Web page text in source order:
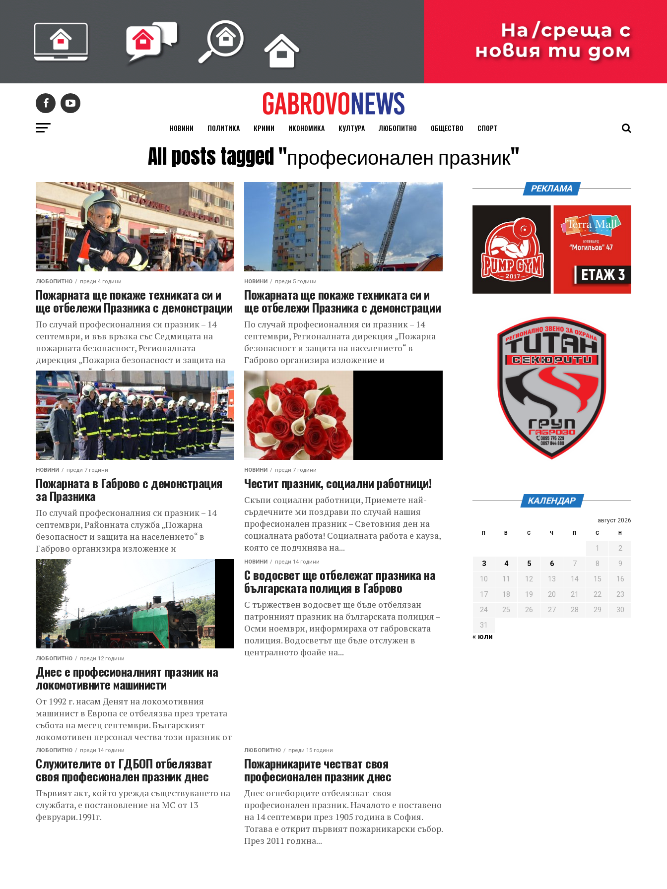
НОВИНИ ПОЛИТИКА КРИМИ ИКОНОМИКА КУЛТУРА ЛЮБОПИТНО ОБЩЕСТВО СПОРТ
All posts tagged "професионален празник"
ЛЮБОПИТНО преди 4 години
Пожарната ще покаже техниката си и
ще отбележи Празника с демонстрации
По случай професионалния си празник – 14
септември, и във връзка със Седмицата на
пожарната безопасност, Регионалната
дирекция „Пожарна безопасност и защита на
населението“ в Габрово...
НОВИНИ преди 5 години
Пожарната ще покаже техниката си и
ще отбележи Празника с демонстрации
По случай професионалния си празник – 14
септември, Регионалната дирекция „Пожарна
безопасност и защита на населението“ в
Габрово организира изложение и
демонстрация на противопожарна и
спасителна...
НОВИНИ преди 7 години
Пожарната в Габрово с демонстрация
за Празника
По случай професионалния си празник – 14
септември, Районната служба „Пожарна
безопасност и защита на населението“ в
Габрово организира изложение и
демонстрация на противопожарна и
спасителна...
НОВИНИ преди 7 години
Честит празник, социални работници!
Скъпи социални работници, Приемете най-
сърдечните ми поздрави по случай нашия
професионален празник – Световния ден на
социалната работа! Социалната работа е кауза,
която се подчинява на...
ЛЮБОПИТНО преди 12 години
Днес е професионалният празник на
локомотивните машинисти
От 1992 г. насам Денят на локомотивния
машинист в Европа се отбелязва през третата
събота на месец септември. Българският
локомотивен персонал чества този празник от
седемнадесет...
НОВИНИ преди 14 години
С водосвет ще отбележат празника на
българската полиция в Габрово
С тържествен водосвет ще бъде отбелязан
патронният празник на българската полиция –
Осми ноември, информираха от габровската
полиция. Водосветът ще бъде отслужен в
централното фоайе на...
ЛЮБОПИТНО преди 14 години
Служителите от ГДБОП отбелязват
своя професионален празник днес
Първият акт, който урежда съществуването на
службата, е постановление на МС от 13
февруари.1991г.
ЛЮБОПИТНО преди 15 години
Пожарникарите честват своя
професионален празник днес
Днес огнеборците отбелязват своя
професионален празник. Началото е поставено
на 14 септември през 1905 година в София.
Тогава е открит първият пожарникарски събор.
През 2011 година...
РЕКЛАМА
КАЛЕНДАР
август 2026
П В С Ч П С Н
1
2
3
4 5 6 7 8
9
10
11 12 13 14 15
16
17
18 19 20 21 22
23
24
25 26 27 28 29
30
31
« юли